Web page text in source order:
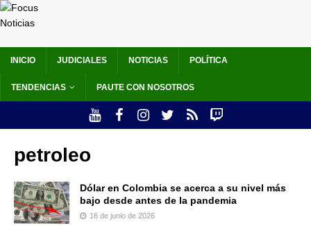
INICIO JUDICIALES NOTICIAS POLÍTICA
TENDENCIAS PAUTE CON NOSOTROS
petroleo
Dólar en Colombia se acerca a su nivel más
bajo desde antes de la pandemia
16 de junio de 2026